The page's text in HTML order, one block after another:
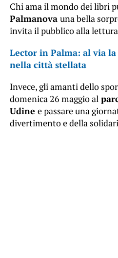
Chi ama il mondo dei libri
Palmanova una bella
invita il pubblico alla
Lector in Palma: al via
nella città stellata
Invece, gli amanti dello
domenica 26 maggio al
Udine e passare una
divertimento e della